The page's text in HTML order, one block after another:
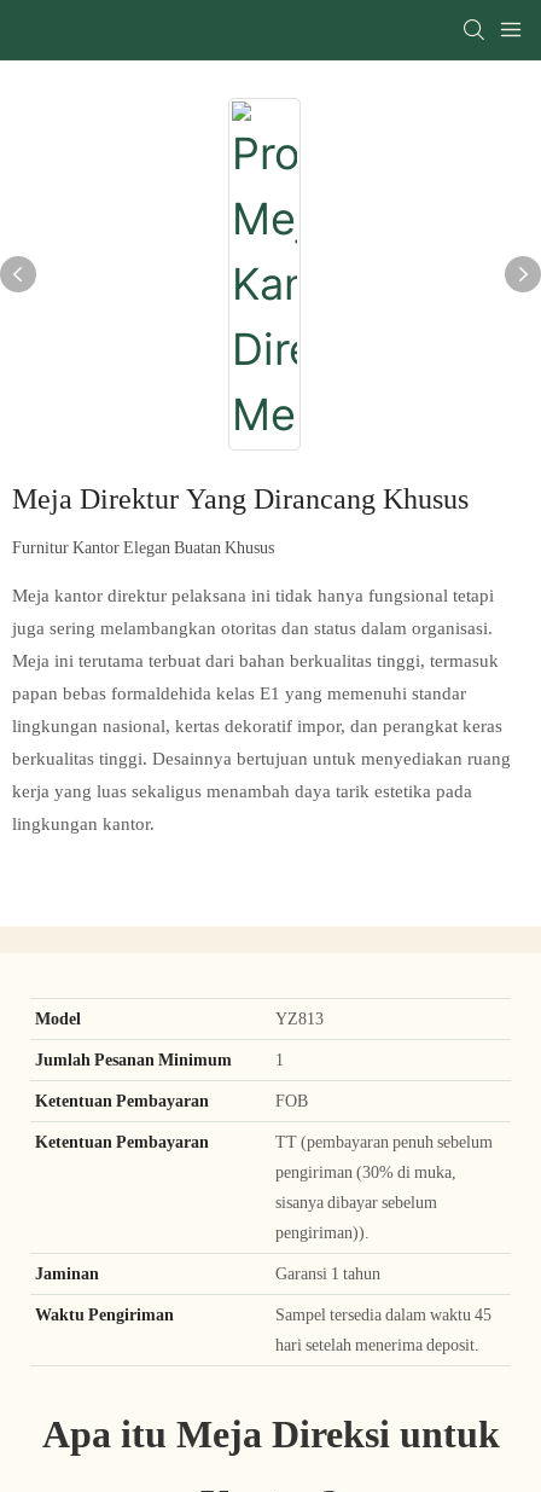
Meja Direktur Yang Dirancang Khusus
Furnitur Kantor Elegan Buatan Khusus
Meja kantor direktur pelaksana ini tidak hanya fungsional tetapi
juga sering melambangkan otoritas dan status dalam organisasi.
Meja ini terutama terbuat dari bahan berkualitas tinggi, termasuk
papan bebas formaldehida kelas E1 yang memenuhi standar
lingkungan nasional, kertas dekoratif impor, dan perangkat keras
berkualitas tinggi. Desainnya bertujuan untuk menyediakan ruang
kerja yang luas sekaligus menambah daya tarik estetika pada
lingkungan kantor.
Model YZ813
Jumlah Pesanan Minimum 1
Ketentuan Pembayaran FOB
Ketentuan Pembayaran
TT (pembayaran penuh sebelum
pengiriman (30% di muka,
sisanya dibayar sebelum
pengiriman)).
Jaminan Garansi 1 tahun
Waktu Pengiriman
Sampel tersedia dalam waktu 45
hari setelah menerima deposit.
Apa itu Meja Direksi untuk